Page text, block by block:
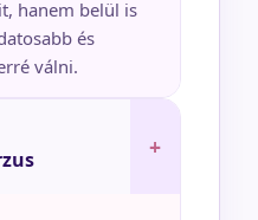
hanem belül is
és
válni.
+